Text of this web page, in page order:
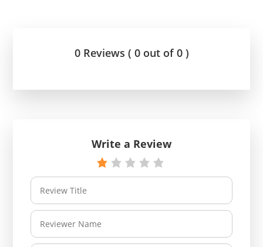
0 Reviews ( 0 out of 0 )
Write a Review